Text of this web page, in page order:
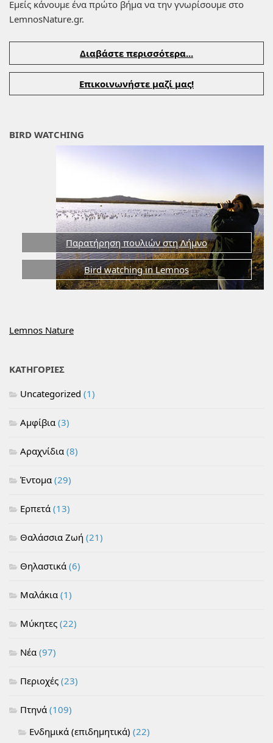
Εμείς κάνουμε ένα πρώτο βήμα να την γνωρίσουμε στο
LemnosNature.gr.
Διαβάστε περισσότερα...
Επικοινωνήστε μαζί μας!
BIRD WATCHING
Παρατήρηση πουλιών στη Λήμνο
Bird watching in Lemnos
Lemnos Nature
ΚΑΤΗΓΟΡΙΕΣ
Uncategorized (1)
Αμφίβια (3)
Αραχνίδια (8)
Έντομα (29)
Ερπετά (13)
Θαλάσσια Ζωή (21)
Θηλαστικά (6)
Μαλάκια (1)
Μύκητες (22)
Νέα (97)
Περιοχές (23)
Πτηνά (109)
Ενδημικά (επιδημητικά) (22)